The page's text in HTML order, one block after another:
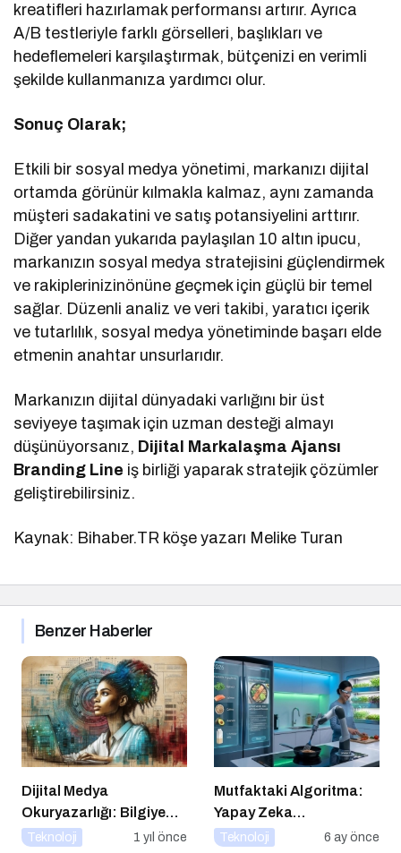
kreatifleri hazırlamak performansı artırır. Ayrıca
A/B testleriyle farklı görselleri, başlıkları ve
hedeflemeleri karşılaştırmak, bütçenizi en verimli
şekilde kullanmanıza yardımcı olur.
Sonuç Olarak;
Etkili bir sosyal medya yönetimi, markanızı dijital
ortamda görünür kılmakla kalmaz, aynı zamanda
müşteri sadakatini ve satış potansiyelini arttırır.
Diğer yandan yukarıda paylaşılan 10 altın ipucu,
markanızın sosyal medya stratejisini güçlendirmek
ve rakiplerinizinönüne geçmek için güçlü bir temel
sağlar. Düzenli analiz ve veri takibi, yaratıcı içerik
ve tutarlılık, sosyal medya yönetiminde başarı elde
etmenin anahtar unsurlarıdır.
Markanızın dijital dünyadaki varlığını bir üst
seviyeye taşımak için uzman desteği almayı
düşünüyorsanız, Dijital Markalaşma Ajansı
Branding Line iş birliği yaparak stratejik çözümler
geliştirebilirsiniz.
Kaynak: Bihaber.TR köşe yazarı Melike Turan
Benzer Haberler
Dijital Medya
Okuryazarlığı: Bilgiye
Erişimde Sorumluluk ve
Teknoloji 1 yıl önce
Mutfaktaki Algoritma:
Yapay Zeka
Gastronomiyi Nasıl
Teknoloji 6 ay önce